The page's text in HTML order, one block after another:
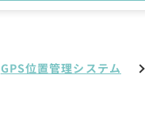
GPS位置管理システム